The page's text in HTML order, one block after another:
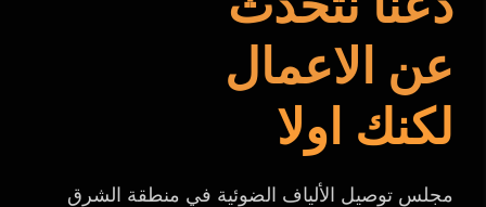
عن الاعمال
لكنك اولا
مجلس توصيل الألياف الضوئية في منطقة الشرق